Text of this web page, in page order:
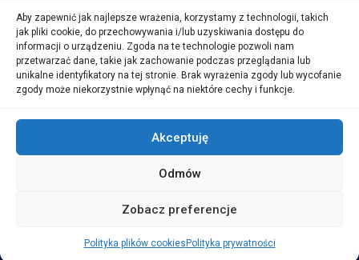
Aby zapewnić jak najlepsze wrażenia, korzystamy z technologii, takich
jak pliki cookie, do przechowywania i/lub uzyskiwania dostępu do
informacji o urządzeniu. Zgoda na te technologie pozwoli nam
przetwarzać dane, takie jak zachowanie podczas przeglądania lub
unikalne identyfikatory na tej stronie. Brak wyrażenia zgody lub wycofanie
zgody może niekorzystnie wpłynąć na niektóre cechy i funkcje.
Akceptuję
Odmów
Zobacz preferencje
Polityka plików cookies Polityka prywatności
14 października, 2025
WarehouseLAB: LOGISTYKA 4.0 – Automatyzacja i
Optymalizacja Procesów Logistycznych
ALL RIGHTS RESERVED